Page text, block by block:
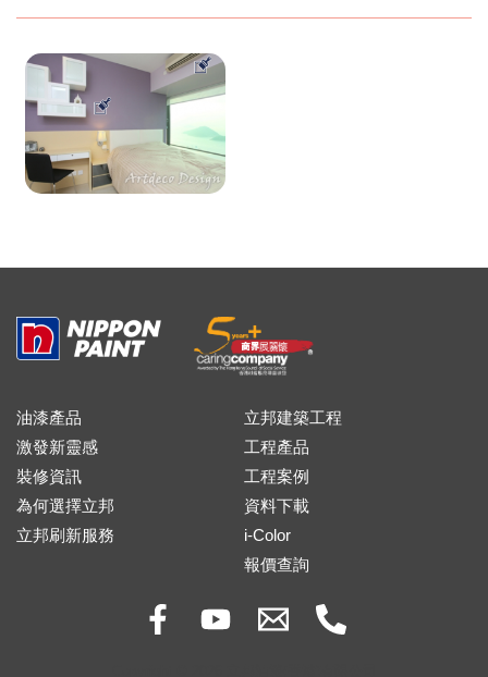
油漆產品
激發新靈感
裝修資訊
為何選擇立邦
立邦刷新服務
立邦建築工程
工程產品
工程案例
資料下載
i-Color
報價查詢